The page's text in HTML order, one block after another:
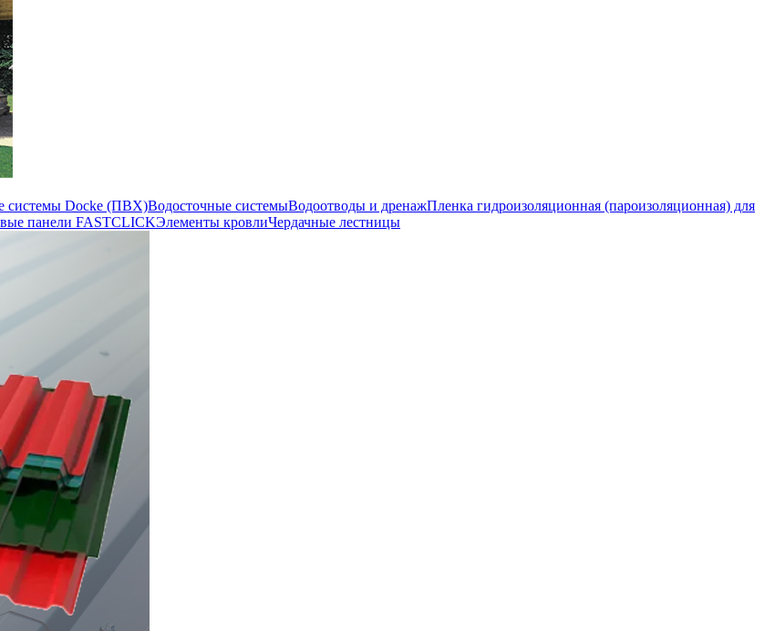
системы Docke (ПВХ)Водосточные системыВодоотводы и дренажПленка гидроизоляционная (пароизоляционная) для
панели FASTCLICKЭлементы кровлиЧердачные лестницы